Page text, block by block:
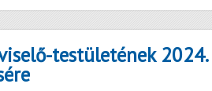
testületének 2024.